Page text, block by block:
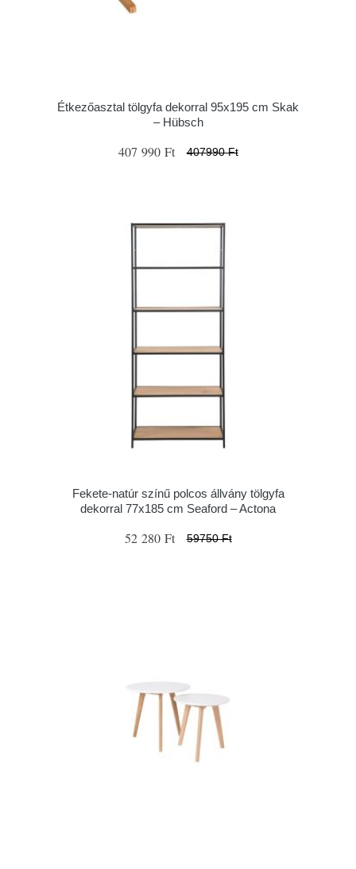
Étkezőasztal tölgyfa dekorral 95x195 cm Skak
– Hübsch
407 990 Ft 407990 Ft
Fekete-natúr színű polcos állvány tölgyfa
dekorral 77x185 cm Seaford – Actona
52 280 Ft 59750 Ft